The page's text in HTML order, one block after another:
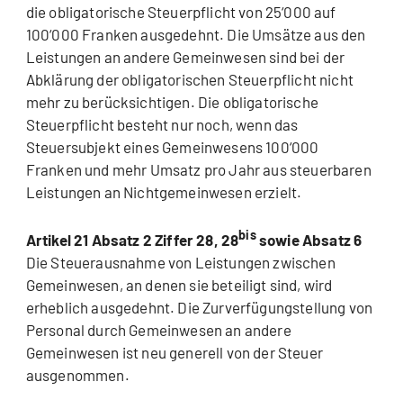
die obligatorische Steuerpflicht von 25‘000 auf
100‘000 Franken ausgedehnt. Die Umsätze aus den
Leistungen an andere Gemeinwesen sind bei der
Abklärung der obligatorischen Steuerpflicht nicht
mehr zu berücksichtigen. Die obligatorische
Steuerpflicht besteht nur noch, wenn das
Steuersubjekt eines Gemeinwesens 100‘000
Franken und mehr Umsatz pro Jahr aus steuerbaren
Leistungen an Nichtgemeinwesen erzielt.
Artikel 21 Absatz 2 Ziffer 28, 28bissowie Absatz 6
Die Steuerausnahme von Leistungen zwischen
Gemeinwesen, an denen sie beteiligt sind, wird
erheblich ausgedehnt. Die Zurverfügungstellung von
Personal durch Gemeinwesen an andere
Gemeinwesen ist neu generell von der Steuer
ausgenommen.